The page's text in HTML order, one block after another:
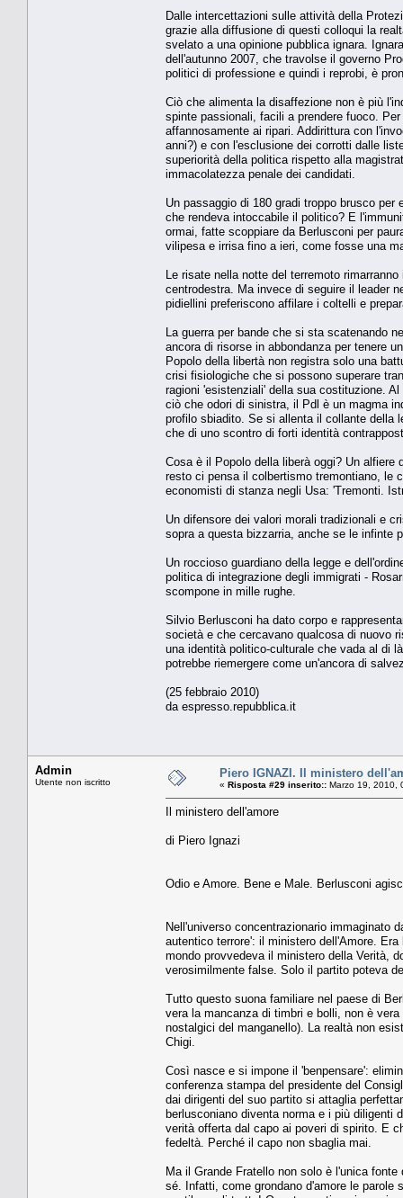
Dalle intercettazioni sulle attività della
grazie alla diffusione di questi colloqui la
svelato a una opinione pubblica ignara.
dell'autunno 2007, che travolse il governo
politici di professione e quindi i reprobi, è
Ciò che alimenta la disaffezione non è più
spinte passionali, facili a prendere fuoco.
affannosamente ai ripari. Addirittura con
anni?) e con l'esclusione dei corrotti dalle
superiorità della politica rispetto alla
immacolatezza penale dei candidati.
Un passaggio di 180 gradi troppo brusco
che rendeva intoccabile il politico? E
ormai, fatte scoppiare da Berlusconi per
vilipesa e irrisa fino a ieri, come fosse una
Le risate nella notte del terremoto
centrodestra. Ma invece di seguire il leader
pidiellini preferiscono affilare i coltelli e
La guerra per bande che si sta scatenando
ancora di risorse in abbondanza per tenere
Popolo della libertà non registra solo una
crisi fisiologiche che si possono superare
ragioni 'esistenziali' della sua costituzione.
ciò che odori di sinistra, il Pdl è un magma
profilo sbiadito. Se si allenta il collante della
che di uno scontro di forti identità
Cosa è il Popolo della liberà oggi? Un alfiere
resto ci pensa il colbertismo tremontiano, le
economisti di stanza negli Usa: 'Tremonti.
Un difensore dei valori morali tradizionali e
sopra a questa bizzarria, anche se le infinte
Un roccioso guardiano della legge e
politica di integrazione degli immigrati -
scompone in mille rughe.
Silvio Berlusconi ha dato corpo e
società e che cercavano qualcosa di nuovo
una identità politico-culturale che vada al di
potrebbe riemergere come un'ancora di
(25 febbraio 2010)
da espresso.repubblica.it
Admin
Utente non iscritto
Piero IGNAZI. Il ministero
« Risposta #29 inserito:: Marzo 19, 2010,
Il ministero dell'amore
di Piero Ignazi
Odio e Amore. Bene e Male. Berlusconi
Nell'universo concentrazionario immaginato
autentico terrore': il ministero dell'Amore.
mondo provvedeva il ministero della Verità,
verosimilmente false. Solo il partito poteva
Tutto questo suona familiare nel paese di
vera la mancanza di timbri e bolli, non è
nostalgici del manganello). La realtà non
Chigi.
Così nasce e si impone il 'benpensare':
conferenza stampa del presidente del
dai dirigenti del suo partito si attaglia
berlusconiano diventa norma e i più diligenti
verità offerta dal capo ai poveri di spirito. E
fedeltà. Perché il capo non sbaglia mai.
Ma il Grande Fratello non solo è l'unica
sé. Infatti, come grondano d'amore le parole